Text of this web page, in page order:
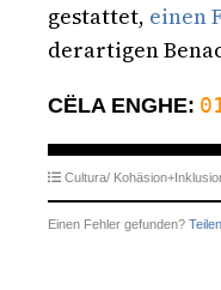
gestattet, einen
derartigen
CËLA ENGHE:
Cultura/
Einen Fehler gefunden?